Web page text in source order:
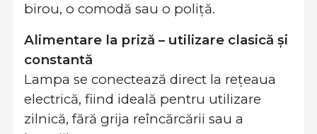
birou, o comodă sau o poliță.
Alimentare la priză – utilizare clasică și
constantă
Lampa se conectează direct la rețeaua
electrică, fiind ideală pentru utilizare
zilnică, fără grija reîncărcării sau a